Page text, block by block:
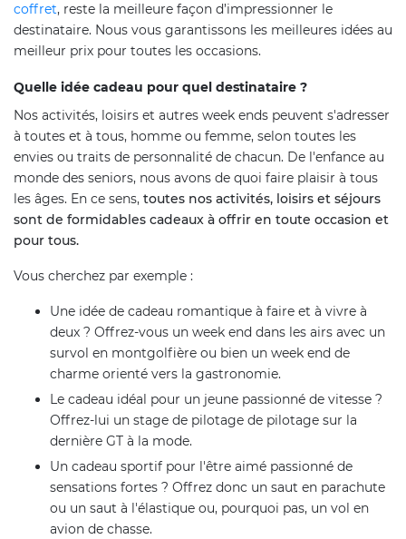
coffret, reste la meilleure façon d’impressionner le
destinataire. Nous vous garantissons les meilleures idées au
meilleur prix pour toutes les occasions.
Quelle idée cadeau pour quel destinataire ?
Nos activités, loisirs et autres week ends peuvent s'adresser
à toutes et à tous, homme ou femme, selon toutes les
envies ou traits de personnalité de chacun. De l'enfance au
monde des seniors, nous avons de quoi faire plaisir à tous
les âges. En ce sens, toutes nos activités, loisirs et séjours
sont de formidables cadeaux à offrir en toute occasion et
pour tous.
Vous cherchez par exemple :
Une idée de cadeau romantique à faire et à vivre à
deux ? Offrez-vous un week end dans les airs avec un
survol en montgolfière ou bien un week end de
charme orienté vers la gastronomie.
Le cadeau idéal pour un jeune passionné de vitesse ?
Offrez-lui un stage de pilotage de pilotage sur la
dernière GT à la mode.
Un cadeau sportif pour l'être aimé passionné de
sensations fortes ? Offrez donc un saut en parachute
ou un saut à l'élastique ou, pourquoi pas, un vol en
avion de chasse.